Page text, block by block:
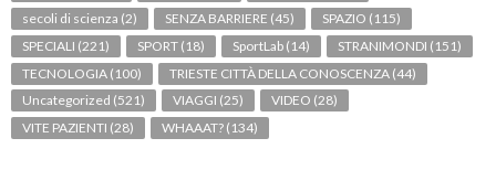
secoli di scienza (2) SENZA BARRIERE (45) SPAZIO (115)
SPECIALI (221) SPORT (18) SportLab (14) STRANIMONDI (151)
TECNOLOGIA (100) TRIESTE CITTÀ DELLA CONOSCENZA (44)
Uncategorized (521) VIAGGI (25) VIDEO (28)
VITE PAZIENTI (28) WHAAAT? (134)